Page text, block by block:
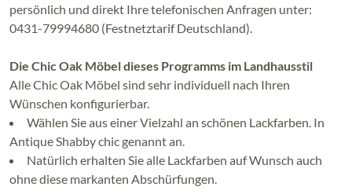
persönlich und direkt Ihre telefonischen Anfragen unter:
0431-79994680 (Festnetztarif Deutschland).
Die Chic Oak Möbel dieses Programms im Landhausstil
Alle Chic Oak Möbel sind sehr individuell nach Ihren
Wünschen konfigurierbar.
Wählen Sie aus einer Vielzahl an schönen Lackfarben. In
Antique Shabby chic genannt an.
Natürlich erhalten Sie alle Lackfarben auf Wunsch auch
ohne diese markanten Abschürfungen.